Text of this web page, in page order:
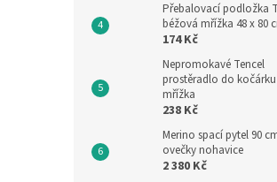
Přebalovací podložka
béžová mřížka 48 x 80
174 Kč
Nepromokavé Tencel
prostěradlo do
mřížka
238 Kč
Merino spací pytel 90
ovečky nohavice
2 380 Kč